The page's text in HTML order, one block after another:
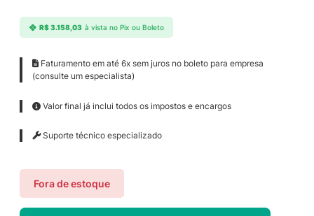
R$3.158,03 à vista no Pix ou Boleto
Faturamento em até 6x sem juros no boleto para empresa
(consulte um especialista)
Valor final já inclui todos os impostos e encargos
Suporte técnico especializado
Fora de estoque